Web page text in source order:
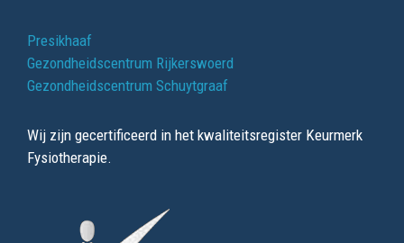
Presikhaaf
Gezondheidscentrum Rijkerswoerd
Gezondheidscentrum Schuytgraaf
Wij zijn gecertificeerd in het kwaliteitsregister Keurmerk
Fysiotherapie.